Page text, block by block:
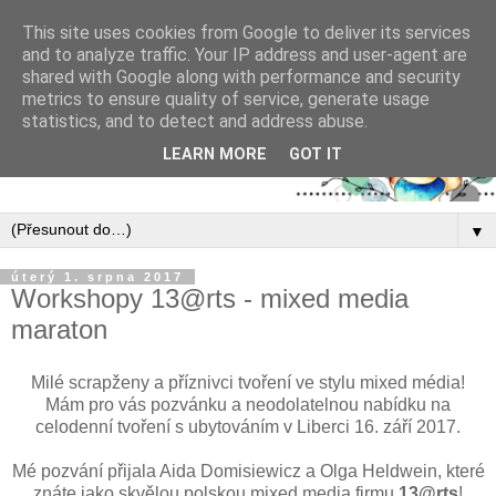
▼
úterý 1. srpna 2017
Workshopy 13@rts - mixed media
maraton
Milé scrapženy a příznivci tvoření ve stylu mixed média!
Mám pro vás pozvánku a neodolatelnou nabídku na
celodenní tvoření s ubytováním v Liberci 16. září 2017.
Mé pozvání přijala Aida Domisiewicz a Olga Heldwein, které
This site uses cookies from Google to deliver its services
and to analyze traffic. Your IP address and user-agent are
shared with Google along with performance and security
metrics to ensure quality of service, generate usage
statistics, and to detect and address abuse.
LEARN MORE GOT IT